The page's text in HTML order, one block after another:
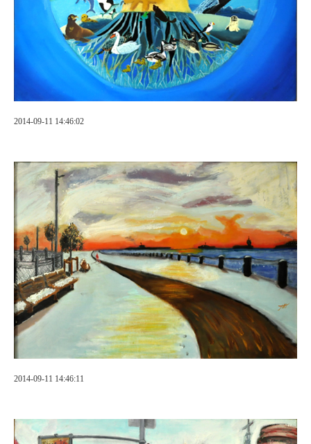
2014-09-11 14:46:02
2014-09-11 14:46:11